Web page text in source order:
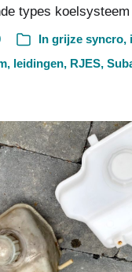
types
In grijze syncro,
, leidingen, RJES,